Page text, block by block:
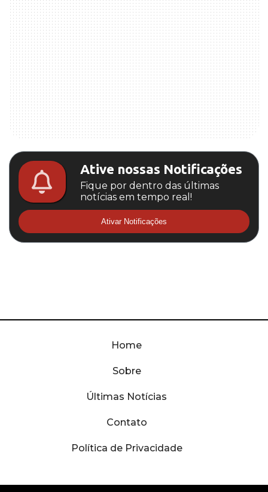
Ative nossas Notificações
Fique por dentro das últimas
notícias em tempo real!
Ativar Notificações
Home
Sobre
Últimas Notícias
Contato
Política de Privacidade